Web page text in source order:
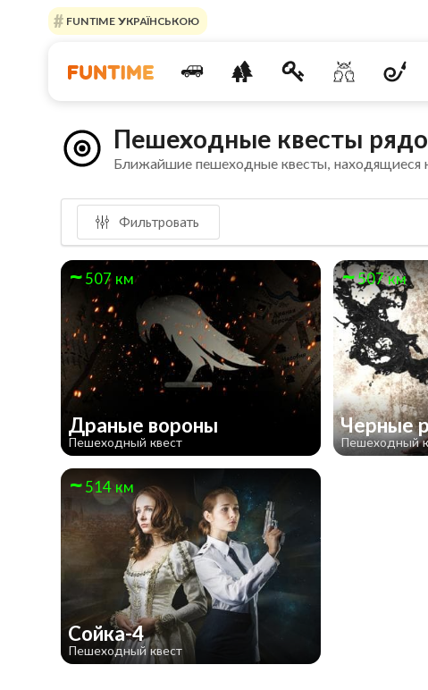
FUNTIME УКРАЇНСЬКОЮ
Пешеходные квесты
Ближайшие пешеходные квесты, находящиеся
Фильтровать
507 км
Драные вороны
Пешеходный квест
507 км
Черные
Пешеходный
514 км
Сойка-4
Пешеходный квест